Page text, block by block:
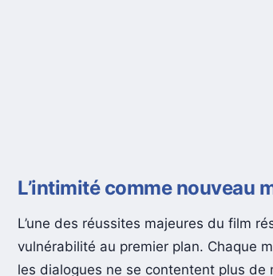
L’intimité comme nouveau
L’une des réussites majeures du film
vulnérabilité au premier plan. Chaque